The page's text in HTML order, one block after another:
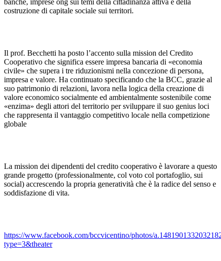
banche, imprese ong sui temi della cittadinanza attiva e della
costruzione di capitale sociale sui territori.
Il prof. Becchetti ha posto l’accento sulla mission del Credito
Cooperativo che significa essere impresa bancaria di «economia
civile» che supera i tre riduzionismi nella concezione di persona,
impresa e valore. Ha continuato specificando che la BCC, grazie al
suo patrimonio di relazioni, lavora nella logica della creazione di
valore economico socialmente ed ambientalmente sostenibile come
«enzima» degli attori del territorio per sviluppare il suo genius loci
che rappresenta il vantaggio competitivo locale nella competizione
globale
La mission dei dipendenti del credito cooperativo è lavorare a questo
grande progetto (professionalmente, col voto col portafoglio, sui
social) accrescendo la propria generatività che è la radice del senso e
soddisfazione di vita.
https://www.facebook.com/bccvicentino/photos/
type=3&theater